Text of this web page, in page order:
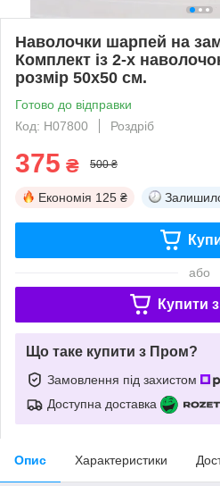
Наволочки шарпей на
Комплект із 2-х
розмір 50х50 см.
Готово до відправки
Код: Н07800
Роздріб
375 ₴ 500 ₴
Економія 125 ₴
або
Купити з
Що таке купити з Пром?
Замовлення під захистом
Доступна доставка
Опис Характеристики